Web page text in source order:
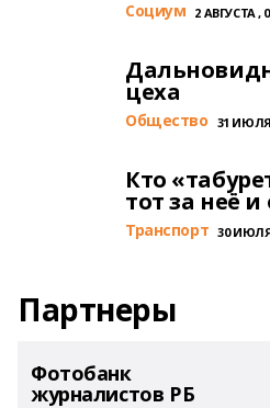
Cоциум 2 АВГУСТА ,
цеха
Общество 31 ИЮЛЯ
Кто
тот за неё и
Транспорт 30 ИЮЛЯ
Партнеры
Фотобанк
журналистов РБ